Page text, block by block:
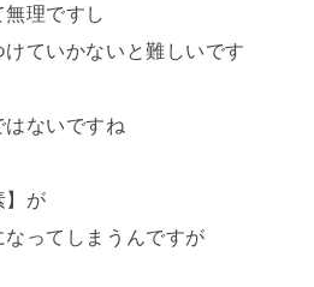
理ですし
ていかないと難しいです
ないですね
】が
ってしまうんですが